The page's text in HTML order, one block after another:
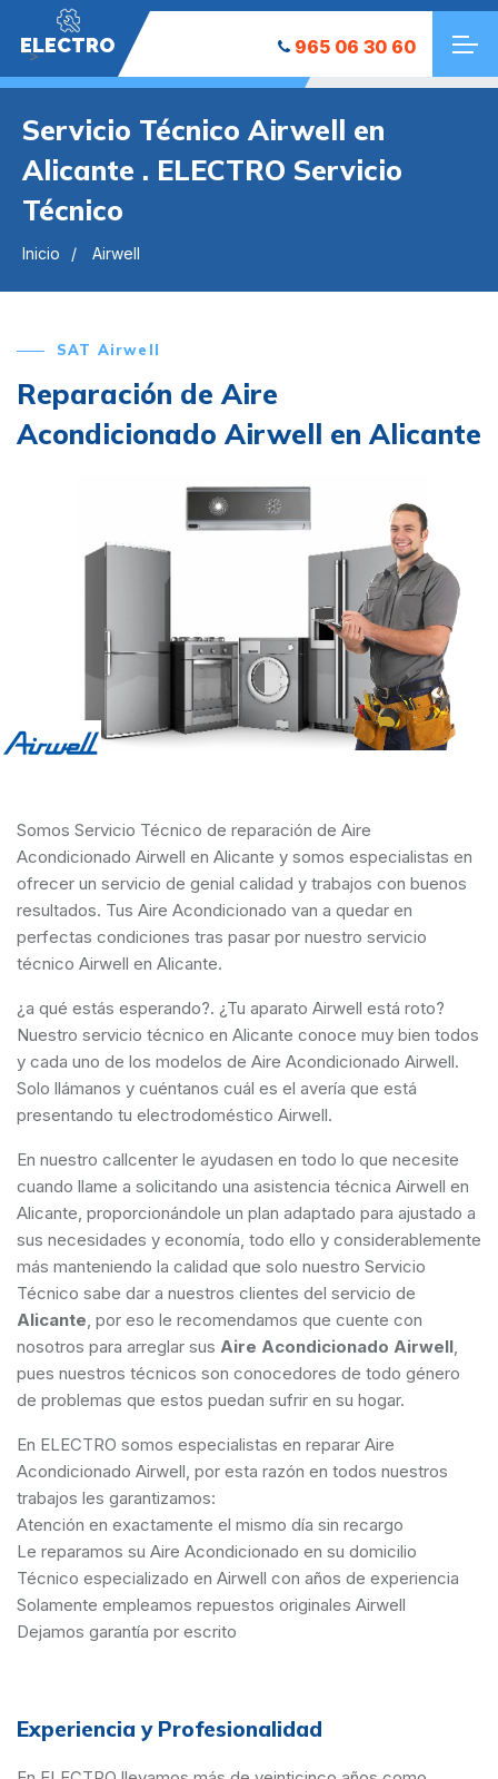
ELECTRO
"> 965 06 30 60
Servicio Técnico Airwell en
Alicante . ELECTRO Servicio
Técnico
Inicio Airwell
SAT Airwell
Reparación de Aire
Acondicionado Airwell en Alicante
Somos Servicio Técnico de reparación de Aire
Acondicionado Airwell en Alicante y somos especialistas en
ofrecer un servicio de genial calidad y trabajos con buenos
resultados. Tus Aire Acondicionado van a quedar en
perfectas condiciones tras pasar por nuestro servicio
técnico Airwell en Alicante.
¿a qué estás esperando?. ¿Tu aparato Airwell está roto?
Nuestro servicio técnico en Alicante conoce muy bien todos
y cada uno de los modelos de Aire Acondicionado Airwell.
Solo llámanos y cuéntanos cuál es el avería que está
presentando tu electrodoméstico Airwell.
En nuestro callcenter le ayudasen en todo lo que necesite
cuando llame a solicitando una asistencia técnica Airwell en
Alicante, proporcionándole un plan adaptado para ajustado a
sus necesidades y economía, todo ello y considerablemente
más manteniendo la calidad que solo nuestro Servicio
Técnico sabe dar a nuestros clientes del servicio de
Alicante, por eso le recomendamos que cuente con
nosotros para arreglar sus Aire Acondicionado Airwell,
pues nuestros técnicos son conocedores de todo género
de problemas que estos puedan sufrir en su hogar.
En ELECTRO somos especialistas en reparar Aire
Acondicionado Airwell, por esta razón en todos nuestros
trabajos les garantizamos:
Atención en exactamente el mismo día sin recargo
Le reparamos su Aire Acondicionado en su domicilio
Técnico especializado en Airwell con años de experiencia
Solamente empleamos repuestos originales Airwell
Dejamos garantía por escrito
Experiencia y Profesionalidad